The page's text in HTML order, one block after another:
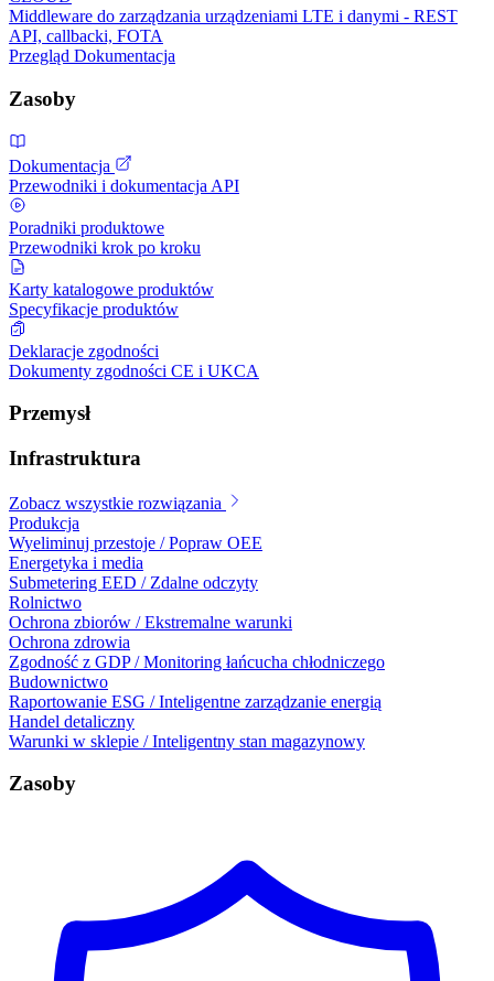
Middleware do zarządzania urządzeniami LTE i danymi - REST
API, callbacki, FOTA
Przegląd Dokumentacja
Zasoby
Dokumentacja
Przewodniki i dokumentacja API
Poradniki produktowe
Przewodniki krok po kroku
Karty katalogowe produktów
Specyfikacje produktów
Deklaracje zgodności
Dokumenty zgodności CE i UKCA
Przemysł
Infrastruktura
Zobacz wszystkie rozwiązania
Produkcja
Wyeliminuj przestoje / Popraw OEE
Energetyka i media
Submetering EED / Zdalne odczyty
Rolnictwo
Ochrona zbiorów / Ekstremalne warunki
Ochrona zdrowia
Zgodność z GDP / Monitoring łańcucha chłodniczego
Budownictwo
Raportowanie ESG / Inteligentne zarządzanie energią
Handel detaliczny
Warunki w sklepie / Inteligentny stan magazynowy
Zasoby